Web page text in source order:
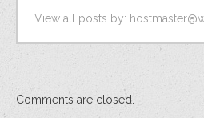
View all posts by:
Comments are closed.